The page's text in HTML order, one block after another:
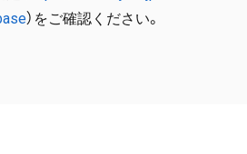
）をご確認ください。